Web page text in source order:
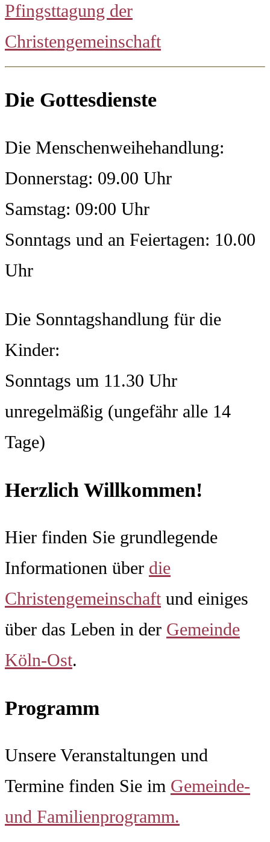
Pfingsttagung der
Christengemeinschaft
Die Gottesdienste
Die Menschenweihehandlung:
Donnerstag: 09.00 Uhr
Samstag: 09:00 Uhr
Sonntags und an Feiertagen: 10.00
Uhr
Die Sonntagshandlung für die
Kinder:
Sonntags um 11.30 Uhr
unregelmäßig (ungefähr alle 14
Tage)
Herzlich Willkommen!
Hier finden Sie grundlegende
Informationen über die
Christengemeinschaft und einiges
über das Leben in der Gemeinde
Köln-Ost.
Programm
Unsere Veranstaltungen und
Termine finden Sie im Gemeinde-
und Familienprogramm.